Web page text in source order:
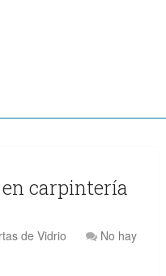
carpintería
de Vidrio
No hay